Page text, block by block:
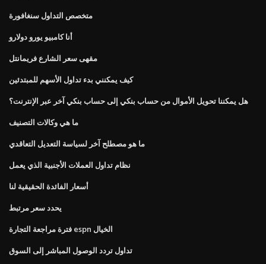
متخصص التداول سنغافورة
أنا كامبيو يورو دولارو
مقهى سعر الشارع فريمانتل
كيف يمكنني بدء تداول الأسهم للمبتدئين
هل يمكننا تحويل الأموال من حساب بنكي إلى حساب بنكي آخر عبر الإنترنت؟
ما هي وكالات التصنيف
ما هو مصطلح آخر لسياسة التعديل التعاقدي
نظام تداول العملات الأجنبية الذي يعمل
أسعار الفائدة الحقيقية لنا
يحدد سعر مرتبط
فترة مراجعة التجارة espn الخيال
تداول تردد الوصول المباشر إلى السوق